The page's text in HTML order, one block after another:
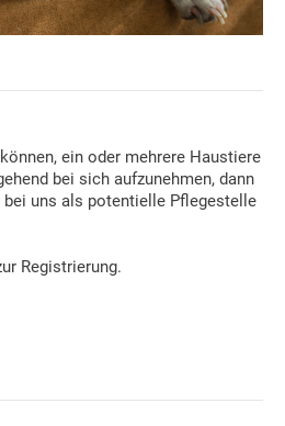
ein oder mehrere Haustiere
bei sich aufzunehmen, dann
uns als potentielle Pflegestelle
Registrierung.